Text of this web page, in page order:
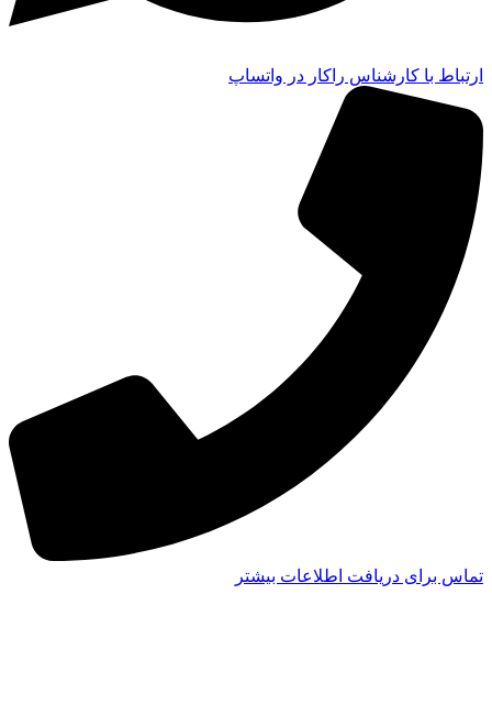
ارتباط با کارشناس راکار در واتساپ
تماس برای دریافت اطلاعات بیشتر